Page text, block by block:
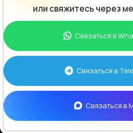
или свяжитесь через
Связаться в
Связаться в
Связаться в